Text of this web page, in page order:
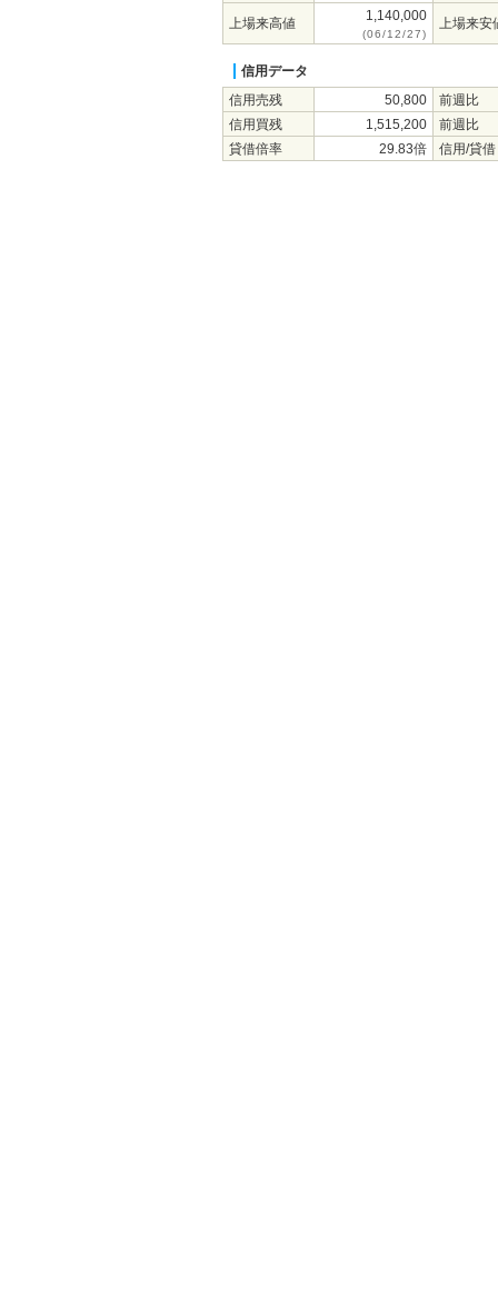
上場来高値 1,140,000
(06/12/27)
上場来安
信用データ
信用売残
50,800
前週比
信用買残
1,515,200
前週比
貸借倍率
29.83倍 信用/貸借